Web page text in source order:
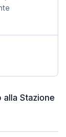
alla Stazione